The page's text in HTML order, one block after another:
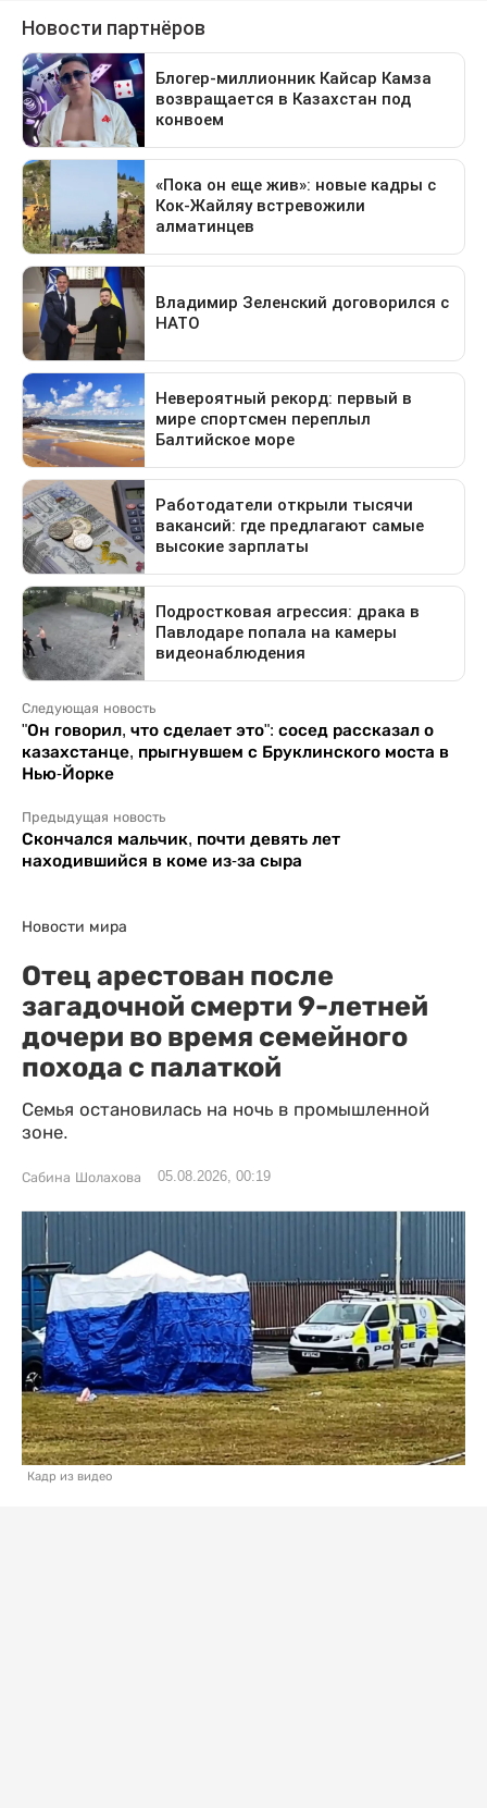
Следующая новость
"Он говорил, что сделает это": сосед рассказал о
казахстанце, прыгнувшем с Бруклинского моста в
Нью-Йорке
Предыдущая новость
Скончался мальчик, почти девять лет
находившийся в коме из-за сыра
Новости мира
Отец арестован после
загадочной смерти 9-летней
дочери во время семейного
похода с палаткой
Семья остановилась на ночь в промышленной
зоне.
Сабина Шолахова 05.08.2026, 00:19
Кадр из видео